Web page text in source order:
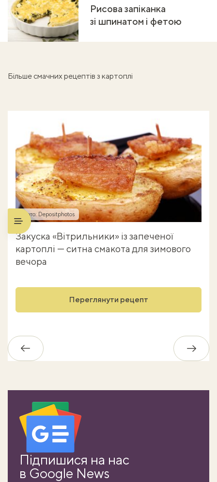
Рисова запіканка
зі шпинатом і фетою
Більше смачних рецептів з картоплі
Фото: Depositphotos
Закуска «Вітрильники» із запеченої
картоплі — ситна смакота для зимового
вечора
Переглянути рецепт
Назад
Підпишися на нас
в Google News